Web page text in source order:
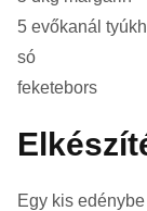
5 evőkanál
só
feketebors
Egy kis